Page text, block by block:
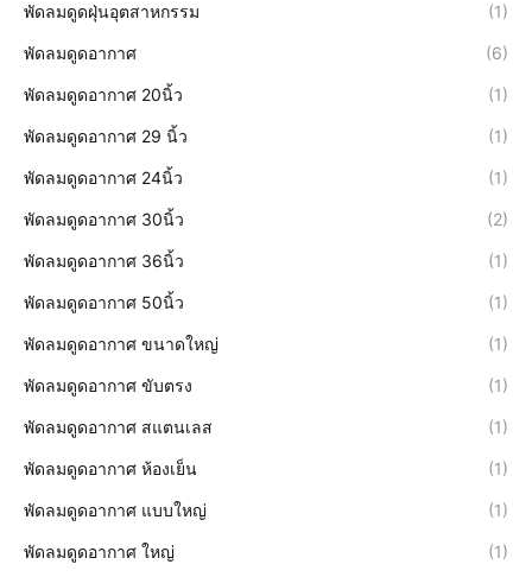
พัดลมดูดฝุ่นอุตสาหกรรม (1)
พัดลมดูดอากาศ (6)
พัดลมดูดอากาศ 20นิ้ว (1)
พัดลมดูดอากาศ 29 นิ้ว (1)
พัดลมดูดอากาศ 24นิ้ว (1)
พัดลมดูดอากาศ 30นิ้ว (2)
พัดลมดูดอากาศ 36นิ้ว (1)
พัดลมดูดอากาศ 50นิ้ว (1)
พัดลมดูดอากาศ ขนาดใหญ่ (1)
พัดลมดูดอากาศ ขับตรง (1)
พัดลมดูดอากาศ สแตนเลส (1)
พัดลมดูดอากาศ ห้องเย็น (1)
พัดลมดูดอากาศ แบบใหญ่ (1)
พัดลมดูดอากาศ ใหญ่ (1)